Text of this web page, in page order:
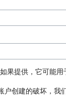
果提供，它可能用
户创建的破坏，我